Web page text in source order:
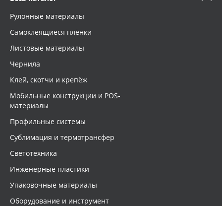
Рулонные материалы
Самоклеящиеся плёнки
Листовые материалы
Чернила
Клей, скотчи и крепёж
Мобильные конструкции и POS-
материалы
Профильные системы
Сублимация и термотрансфер
Светотехника
Инженерные пластики
Упаковочные материалы
Оборудование и инструмент